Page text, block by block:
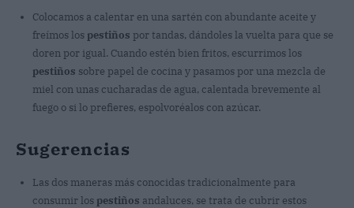
Colocamos a calentar en una sartén con abundante aceite y
freímos los pestiños por tandas, dándoles la vuelta para que se
doren por igual. Cuando estén bien fritos, escurrimos los
pestiños sobre papel de cocina y pasamos por una mezcla de
miel con unas cucharadas de agua, calentada brevemente al
fuego o si lo prefieres, espolvoréalos con azúcar.
Sugerencias
Las dos maneras más conocidas tradicionalmente para
consumir los pestiños andaluces, se trata de cubrir estos